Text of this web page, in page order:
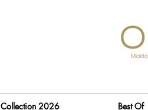
Collection 2026 Best Of